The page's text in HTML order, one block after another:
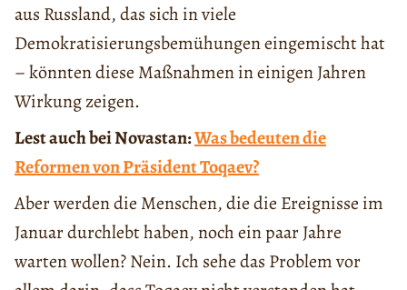
aus Russland, das sich in viele
Demokratisierungsbemühungen eingemischt hat
– könnten diese Maßnahmen in einigen Jahren
Wirkung zeigen.
Lest auch bei Novastan:Was bedeuten die
Reformen von Präsident Toqaev?
Aber werden die Menschen, die die Ereignisse im
Januar durchlebt haben, noch ein paar Jahre
warten wollen? Nein. Ich sehe das Problem vor